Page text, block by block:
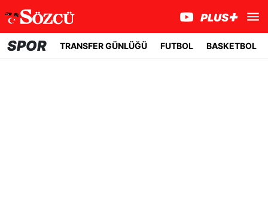
SPOR TRANSFER GÜNLÜĞÜ FUTBOL BASKETBOL